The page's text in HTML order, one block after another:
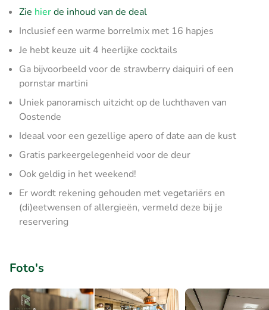
Zie hierde inhoud van de deal
Inclusief een warme borrelmix met 16 hapjes
Je hebt keuze uit 4 heerlijke cocktails
Ga bijvoorbeeld voor de strawberry daiquiri of een
pornstar martini
Uniek panoramisch uitzicht op de luchthaven van
Oostende
Ideaal voor een gezellige apero of date aan de kust
Gratis parkeergelegenheid voor de deur
Ook geldig in het weekend!
Er wordt rekening gehouden met vegetariërs en
(di)eetwensen of allergieën, vermeld deze bij je
reservering
Foto's